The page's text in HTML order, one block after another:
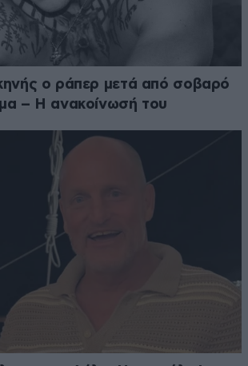
ο ράπερ μετά από σοβαρό
– Η ανακοίνωσή του